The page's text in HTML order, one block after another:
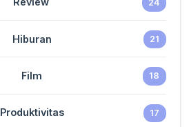
24
Hiburan 21
Film 18
Produktivitas 17